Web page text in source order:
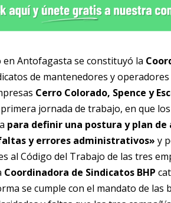
Antofagasta se constituyó la
de mantenedores y
Cerro Colorado, Spence y
jornada de trabajo, en que
para definir una postura y plan
y errores administrativos» y
al Código del Trabajo de las tres
Coordinadora de Sindicatos BHP
se cumple con el mandato de las